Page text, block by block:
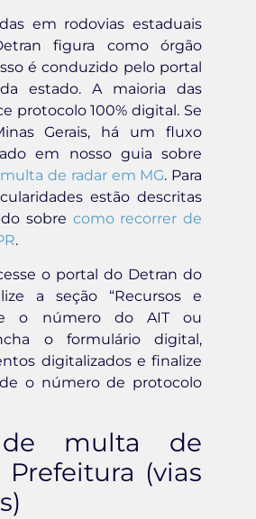
em rodovias estaduais
figura como órgão
é conduzido pelo portal
estado. A maioria das
protocolo 100% digital. Se
Gerais, há um fluxo
em nosso guia sobre
de radar em MG. Para
estão descritas
sobre como recorrer de
.
o portal do Detran do
a seção “Recursos e
o número do AIT ou
o formulário digital,
digitalizados e finalize
o número de protocolo
de multa de
Prefeitura (vias